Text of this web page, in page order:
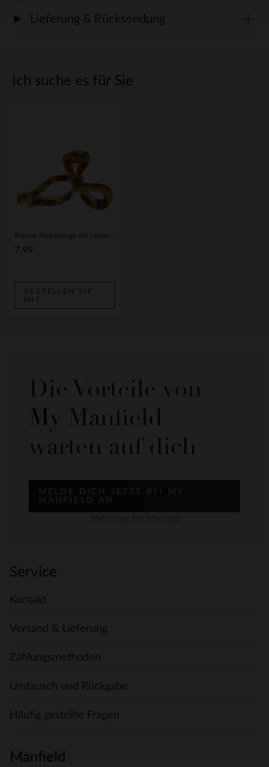
Ich suche es für Sie
7.99
BESTELLEN SIE
MIT
Lieferung & Rücksendung
Die Vorteile von
My Manfield
warten auf dich
MELDE DICH JETZT BEI MY
MANFIELD AN
Service
Kontakt
Versand & Lieferung
Zahlungsmethoden
Umtausch und Rückgabe
Häufig gestellte Fragen
Manfield